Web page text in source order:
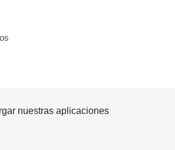
nuestras aplicaciones